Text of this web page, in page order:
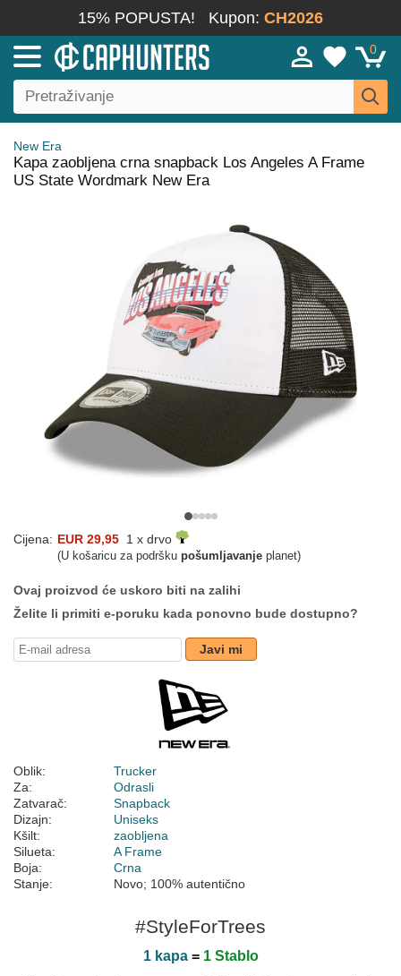
15% POPUSTA! Kupon: CH2026
0
New Era
Kapa zaobljena crna snapback Los Angeles A Frame
US State Wordmark New Era
Cijena: EUR 29,95 1 x drvo
(U košaricu za podršku pošumljavanje planet)
Ovaj proizvod će uskoro biti na zalihi
Želite li primiti e-poruku kada ponovno bude dostupno?
Javi mi
Oblik:
Trucker
Za:
Odrasli
Zatvarač:
Snapback
Dizajn:
Uniseks
Kšilt:
zaobljena
Silueta:
A Frame
Boja:
Crna
Stanje:
Novo; 100% autentično
#StyleForTrees
1 kapa= 1 Stablo